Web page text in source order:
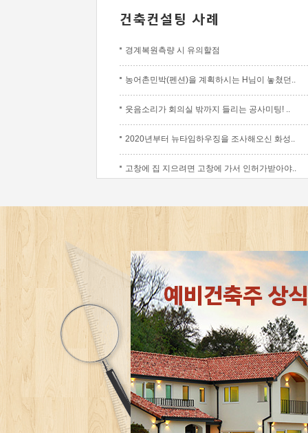
경계복원측량 시 유의할점
농어촌민박(펜션)을 계획하시는 H님이 놓쳤던..
웃음소리가 회의실 밖까지 들리는 공사미팅! ..
2020년부터 뉴타임하우징을 조사해오신 화성..
고창에 집 지으려면 고창에 가서 인허가받아야..